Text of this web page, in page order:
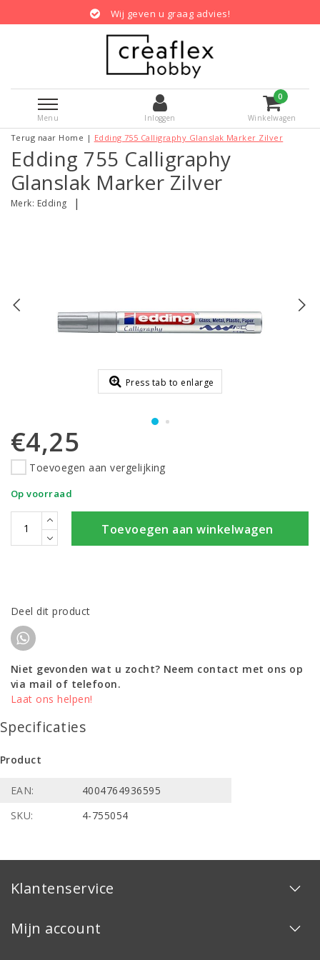
Wij geven u graag advies!
Menu Inloggen
0
Winkelwagen
Terug naar Home | Edding 755 Calligraphy Glanslak Marker Zilver
Edding 755 Calligraphy
Glanslak Marker Zilver
Merk: Edding |
Press tab to enlarge
€4,25
Toevoegen aan vergelijking
Op voorraad
Toevoegen aan winkelwagen
Deel dit product
Niet gevonden wat u zocht? Neem contact met ons op
via mail of telefoon.
Laat ons helpen!
Specificaties
Product
EAN:
4004764936595
SKU:
4-755054
Klantenservice
Mijn account